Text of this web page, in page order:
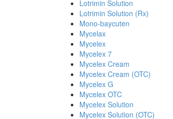
Lotrimin Solution
Lotrimin Solution (Rx)
Mono-baycuten
Mycelax
Mycelex
Mycelex 7
Mycelex Cream
Mycelex Cream (OTC)
Mycelex G
Mycelex OTC
Mycelex Solution
Mycelex Solution (OTC)